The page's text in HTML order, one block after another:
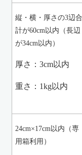
縦・横・厚さの3辺合
計が60cm以内（長辺
が34cm以内）
厚さ：3cm以内
重さ：1kg以内
24cm×17cm以内（専
用箱利用）